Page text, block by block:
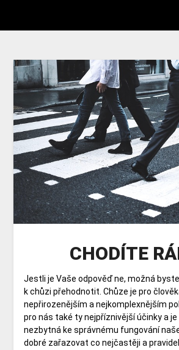
CHODÍTE
Jestli je Vaše odpověď ne, možná
k chůzi přehodnotit. Chůze je pro
nepřirozenějším a nejkomplexnějším
pro nás také ty nejpříznivější účinky a
nezbytná ke správnému fungování
dobré zařazovat co nejčastěji a